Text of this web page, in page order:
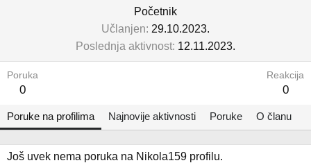
Početnik
Učlanjen 29.10.2023.
Poslednja aktivnost 12.11.2023.
Poruka
0
Reakcija
0
Poruke na profilima Najnovije aktivnosti Poruke O članu
Još uvek nema poruka na Nikola159 profilu.